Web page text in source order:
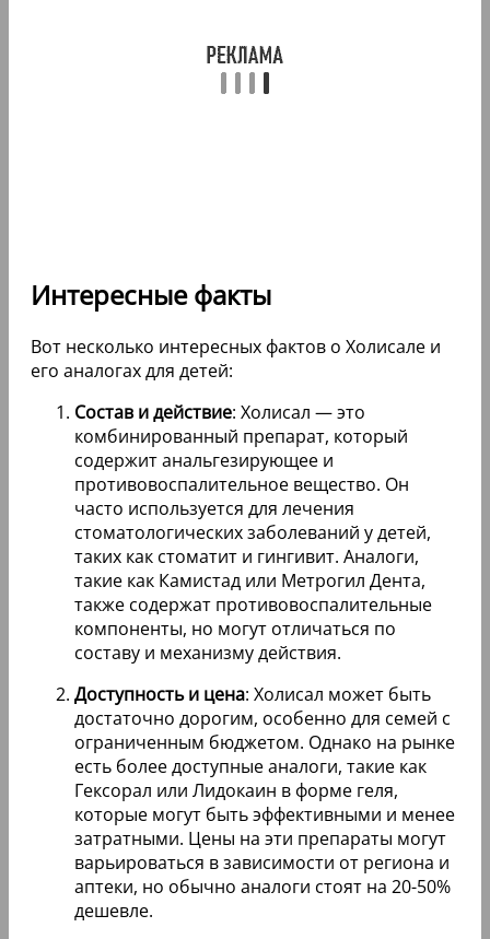
Интересные факты
Вот несколько интересных фактов о Холисале и
его аналогах для детей:
Состав и действие: Холисал — это
комбинированный препарат, который
содержит анальгезирующее и
противовоспалительное вещество. Он
часто используется для лечения
стоматологических заболеваний у детей,
таких как стоматит и гингивит. Аналоги,
такие как Камистад или Метрогил Дента,
также содержат противовоспалительные
компоненты, но могут отличаться по
составу и механизму действия.
Доступность и цена: Холисал может быть
достаточно дорогим, особенно для семей с
ограниченным бюджетом. Однако на рынке
есть более доступные аналоги, такие как
Гексорал или Лидокаин в форме геля,
которые могут быть эффективными и менее
затратными. Цены на эти препараты могут
варьироваться в зависимости от региона и
аптеки, но обычно аналоги стоят на 20-50%
дешевле.